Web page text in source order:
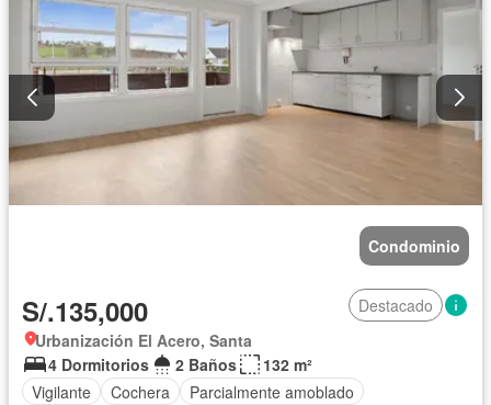
Condominio
S/.135,000
Destacado
Urbanización El Acero, Santa
4 Dormitorios
2 Baños
132 m²
Vigilante
Cochera Parcialmente amoblado